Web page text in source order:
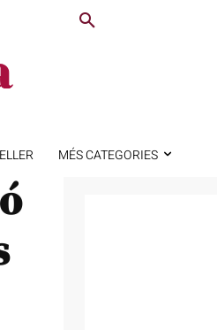
MÉS CATEGORIES